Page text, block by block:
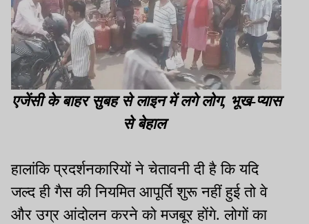
एजेंसी के बाहर सुबह से लाइन में लगे लोग, भूख-प्यास
से बेहाल
हालांकि प्रदर्शनकारियों ने चेतावनी दी है कि यदि
जल्द ही गैस की नियमित आपूर्ति शुरू नहीं हुई तो वे
और उग्र आंदोलन करने को मजबूर होंगे. लोगों का